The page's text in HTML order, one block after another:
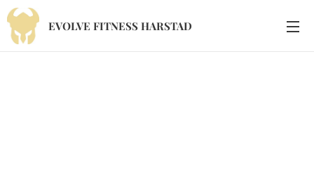
EVOLVE FITNESS HARSTAD